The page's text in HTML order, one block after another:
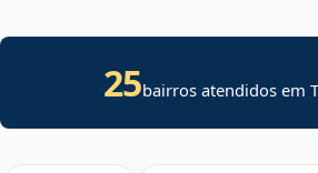
25bairros atendidos em